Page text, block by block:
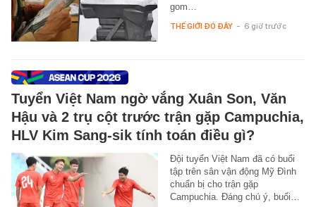
gom…
THẾ GIỚI ĐÓ ĐÂY - 6 giờ trước
Tuyển Việt Nam ngờ vắng Xuân Son, Văn
Hậu và 2 trụ cột trước trận gặp Campuchia,
HLV Kim Sang-sik tính toán điều gì?
Đội tuyển Việt Nam đã có buổi
tập trên sân vận động Mỹ Đình
chuẩn bị cho trận gặp
Campuchia. Đáng chú ý, buổi…